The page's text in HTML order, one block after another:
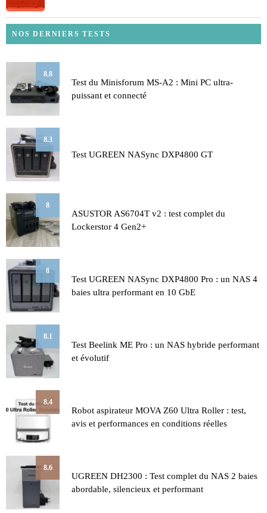
NOS DERNIERS TESTS
8.8
Test du Minisforum MS-A2 : Mini PC ultra-
puissant et connecté
8.3
Test UGREEN NASync DXP4800 GT
8
ASUSTOR AS6704T v2 : test complet du
Lockerstor 4 Gen2+
8
Test UGREEN NASync DXP4800 Pro : un NAS 4
baies ultra performant en 10 GbE
8.1
Test Beelink ME Pro : un NAS hybride performant
et évolutif
8.4
Robot aspirateur MOVA Z60 Ultra Roller : test,
avis et performances en conditions réelles
8.6
UGREEN DH2300 : Test complet du NAS 2 baies
abordable, silencieux et performant